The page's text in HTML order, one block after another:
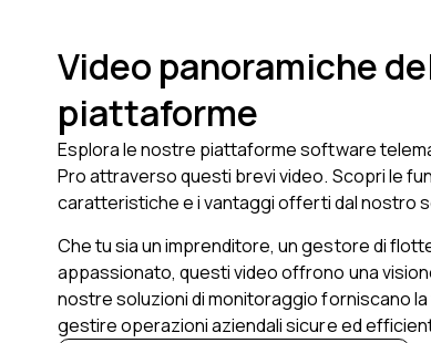
Video panoramiche
piattaforme
Esplora le nostre piattaforme software
Pro attraverso questi brevi video. Scopri le
caratteristiche e i vantaggi offerti dal nostro
Che tu sia un imprenditore, un gestore di
appassionato, questi video offrono una
nostre soluzioni di monitoraggio forniscano
gestire operazioni aziendali sicure ed